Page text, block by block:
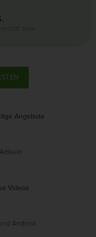
Angebote
Videos
Android